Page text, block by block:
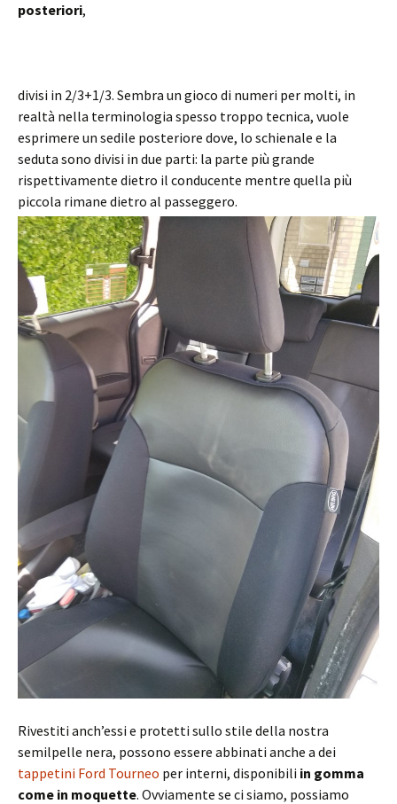
posteriori,
divisi in 2/3+1/3. Sembra un gioco di numeri per molti, in
realtà nella terminologia spesso troppo tecnica, vuole
esprimere un sedile posteriore dove, lo schienale e la
seduta sono divisi in due parti: la parte più grande
rispettivamente dietro il conducente mentre quella più
piccola rimane dietro al passeggero.
Rivestiti anch’essi e protetti sullo stile della nostra
semilpelle nera, possono essere abbinati anche a dei
tappetini Ford Tourneo per interni, disponibili in gomma
come in moquette. Ovviamente se ci siamo, possiamo